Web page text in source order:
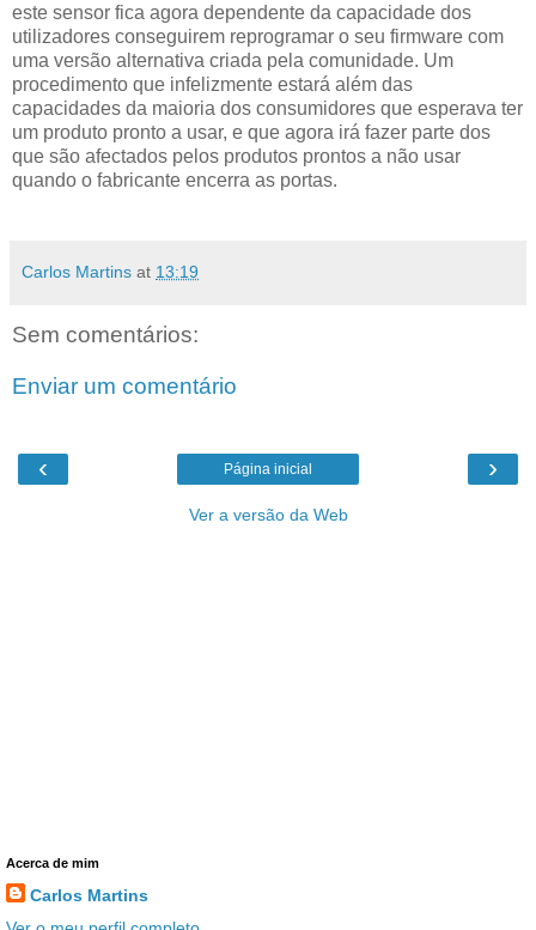
este sensor fica agora dependente da capacidade dos
utilizadores conseguirem reprogramar o seu firmware com
uma versão alternativa criada pela comunidade. Um
procedimento que infelizmente estará além das
capacidades da maioria dos consumidores que esperava ter
um produto pronto a usar, e que agora irá fazer parte dos
que são afectados pelos produtos prontos a não usar
quando o fabricante encerra as portas.
Carlos Martins at 13:19
Sem comentários:
Enviar um comentário
‹ ›
Página inicial
Ver a versão da Web
Acerca de mim
Carlos Martins